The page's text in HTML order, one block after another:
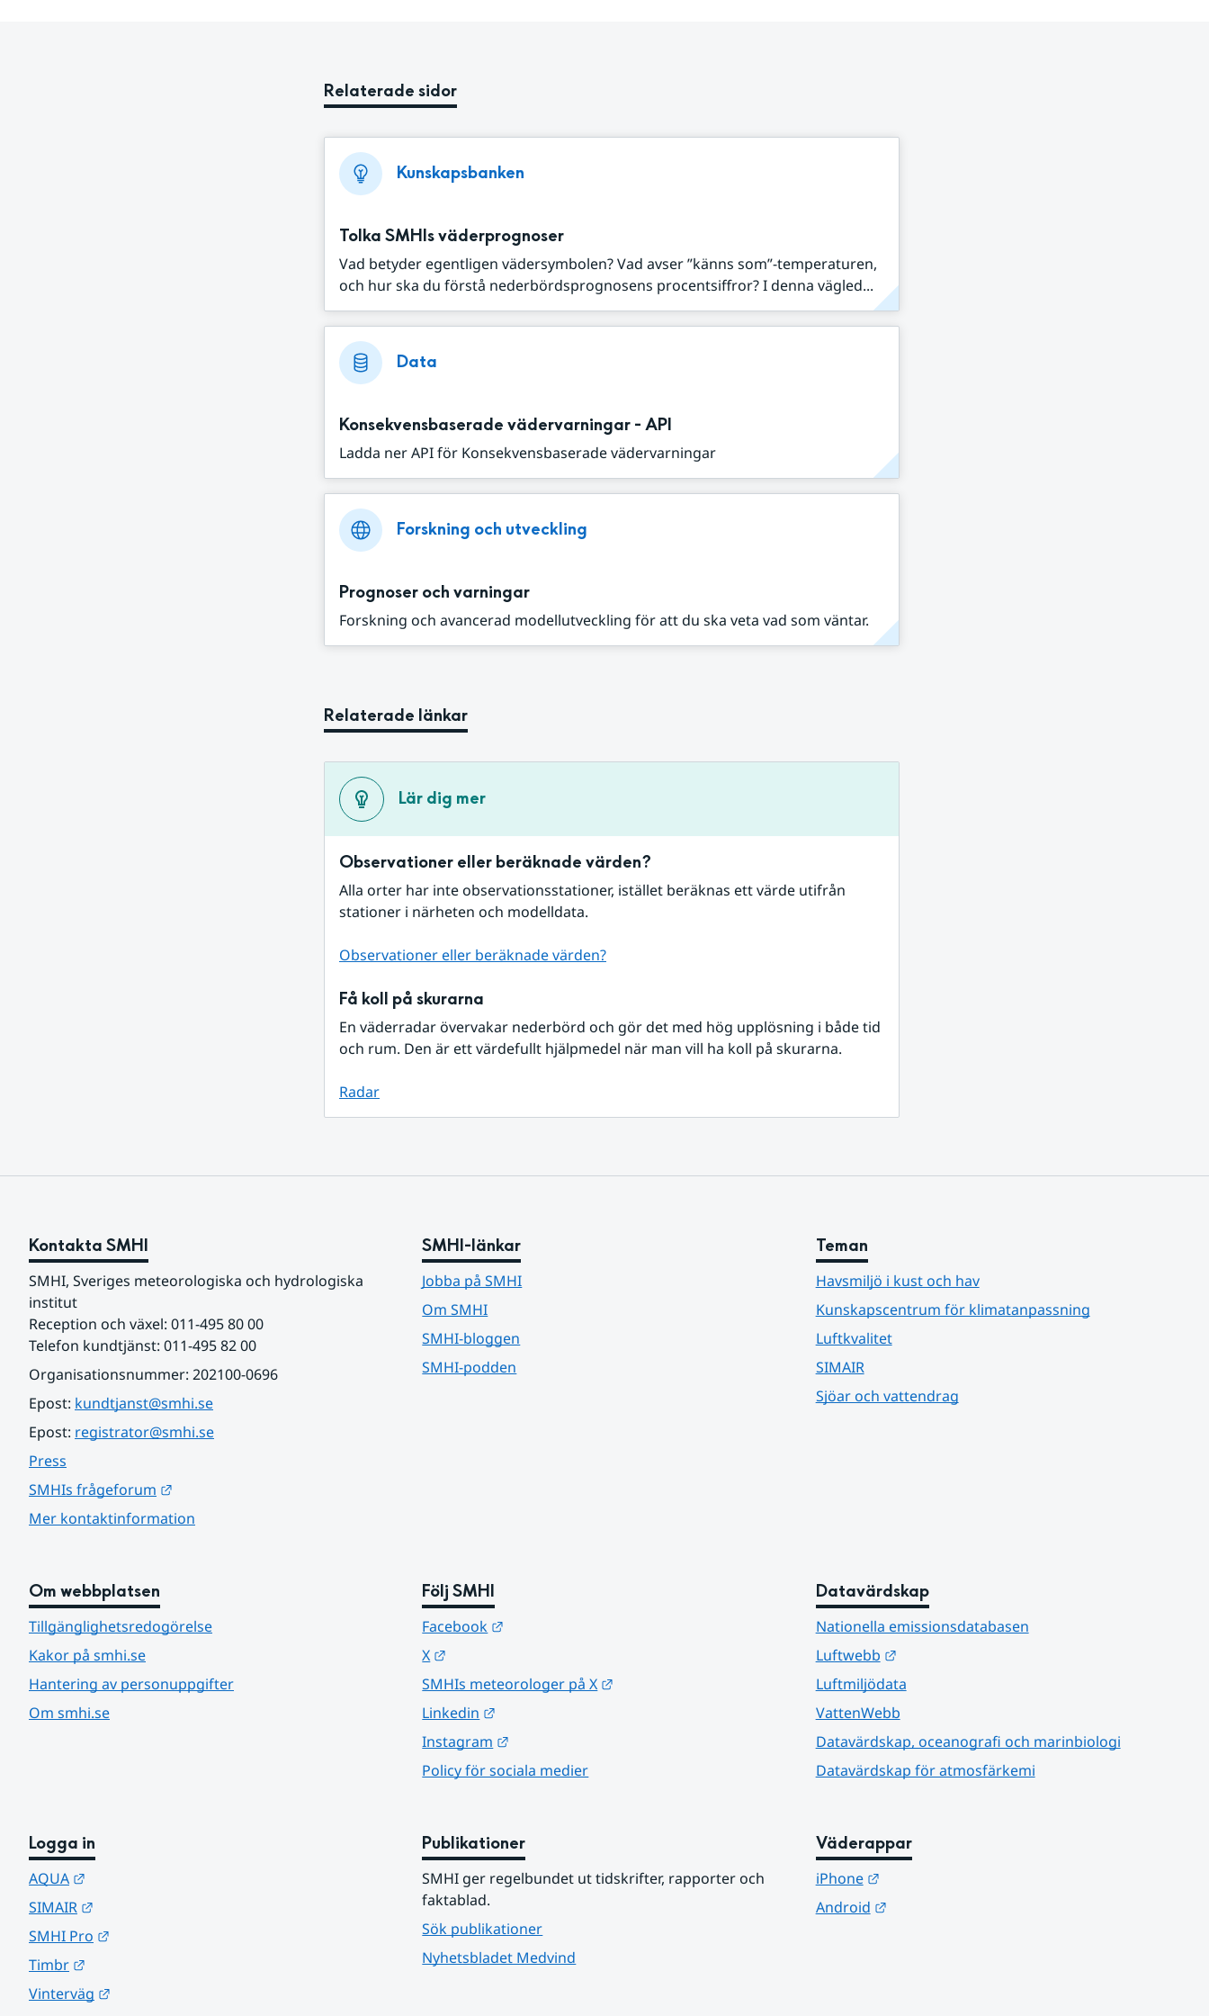
Relaterade sidor
Kunskapsbanken
Tolka SMHIs väderprognoser
Vad betyder egentligen vädersymbolen? Vad avser ”känns som”-temperaturen,
och hur ska du förstå nederbördsprognosens procentsiffror? I denna vägled...
Data
Konsekvensbaserade vädervarningar - API
Ladda ner API för Konsekvensbaserade vädervarningar
Forskning och utveckling
Prognoser och varningar
Forskning och avancerad modellutveckling för att du ska veta vad som väntar.
Relaterade länkar
Lär dig mer
Observationer eller beräknade värden?
Alla orter har inte observationsstationer, istället beräknas ett värde utifrån
stationer i närheten och modelldata.
Observationer eller beräknade värden?
Få koll på skurarna
En väderradar övervakar nederbörd och gör det med hög upplösning i både tid
och rum. Den är ett värdefullt hjälpmedel när man vill ha koll på skurarna.
Radar
Kontakta SMHI
SMHI, Sveriges meteorologiska och hydrologiska
institut
Reception och växel: 011-495 80 00
Telefon kundtjänst: 011-495 82 00
Organisationsnummer: 202100-0696
Epost: kundtjanst@smhi.se
Epost: registrator@smhi.se
Press
SMHIs frågeforum
Mer kontaktinformation
SMHI-länkar
Jobba på SMHI
Om SMHI
SMHI-bloggen
SMHI-podden
Teman
Havsmiljö i kust och hav
Kunskapscentrum för klimatanpassning
Luftkvalitet
SIMAIR
Sjöar och vattendrag
Om webbplatsen
Tillgänglighetsredogörelse
Kakor på smhi.se
Hantering av personuppgifter
Om smhi.se
Följ SMHI
Facebook
X
SMHIs meteorologer på X
Linkedin
Instagram
Policy för sociala medier
Datavärdskap
Nationella emissionsdatabasen
Luftwebb
Länk till annan webbplats.
Luftmiljödata
VattenWebb
Datavärdskap, oceanografi och marinbiologi
Datavärdskap för atmosfärkemi
Logga in
AQUA
SIMAIR
SMHI Pro
Timbr
Vinterväg
Publikationer
SMHI ger regelbundet ut tidskrifter, rapporter och
faktablad.
Sök publikationer
Nyhetsbladet Medvind
Väderappar
iPhone
Länk till annan webbplats.
Android
Länk till annan webbplats.